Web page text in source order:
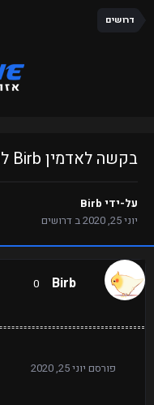
דרושים
בקשה לאדמין Birb לשרת SurfCombat
על-ידי Birb
יוני 25, 2020
בדרושים
Birb
0
פורסם יוני 25, 2020